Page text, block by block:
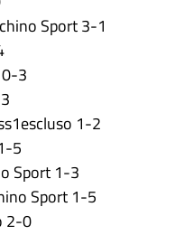
Sport 3-1
0-3
1-2
5
Sport 1-3
Sport 1-5
2-0